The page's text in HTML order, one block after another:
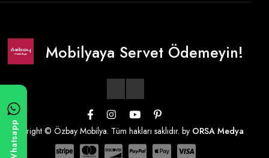
Mobilyaya Servet Ödemeyin!
Copyright © Özbay Mobilya. Tüm hakları saklıdır. by ORSA Medya
Whatsapp